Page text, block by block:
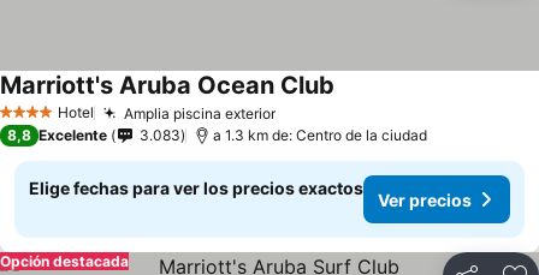
4 EstrellasHotel Amplia piscina exterior
Marriott's Aruba Ocean Club
8,8 Excelente 3.083 a 1.3 km de: Centro de la ciudad
Elige fechas para ver los precios exactos
Ver precios
Opción destacada